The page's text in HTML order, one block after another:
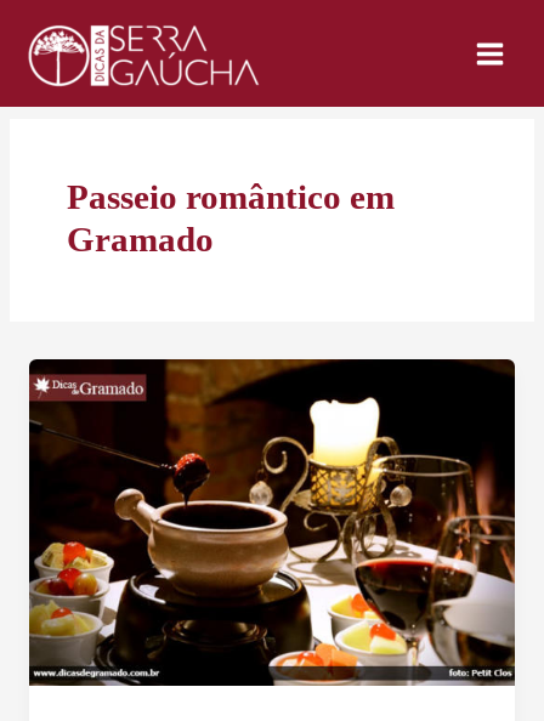
para
conteúdo
Passeio romântico em
Gramado